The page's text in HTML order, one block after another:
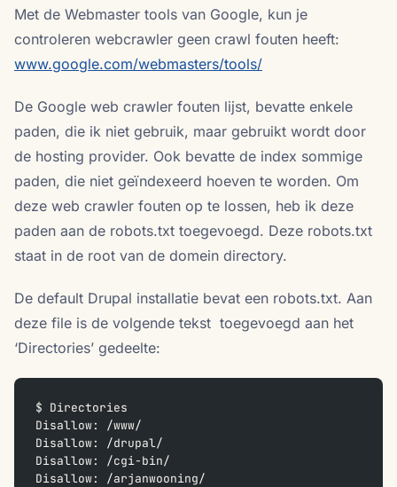
Met de Webmaster tools van Google, kun je
controleren webcrawler geen crawl fouten heeft:
www.google.com/webmasters/tools/
De Google web crawler fouten lijst, bevatte enkele
paden, die ik niet gebruik, maar gebruikt wordt door
de hosting provider. Ook bevatte de index sommige
paden, die niet geïndexeerd hoeven te worden. Om
deze web crawler fouten op te lossen, heb ik deze
paden aan de robots.txt toegevoegd. Deze robots.txt
staat in de root van de domein directory.
De default Drupal installatie bevat een robots.txt. Aan
deze file is de volgende tekst toegevoegd aan het
‘Directories’ gedeelte:
$ Directories
Disallow: /www/
Disallow: /drupal/
Disallow: /cgi-bin/
Disallow: /arjanwooning/